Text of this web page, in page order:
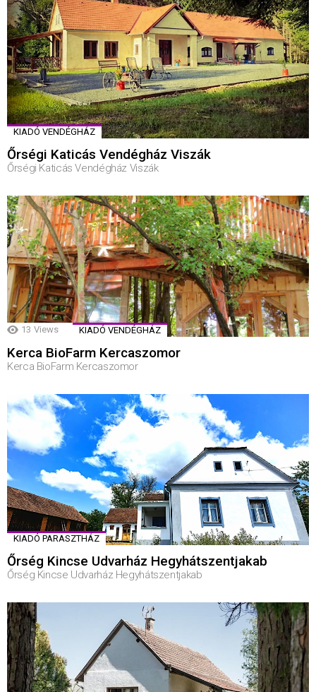
KIADÓ VENDÉGHÁZ
Őrségi Katicás Vendégház Viszák
Őrségi Katicás Vendégház Viszák
13 Views KIADÓ VENDÉGHÁZ
Kerca BioFarm Kercaszomor
Kerca BioFarm Kercaszomor
KIADÓ PARASZTHÁZ
Őrség Kincse Udvarház Hegyhátszentjakab
Őrség Kincse Udvarház Hegyhátszentjakab